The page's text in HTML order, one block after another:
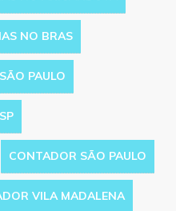
NO BRAS
PAULO
CONTADOR SÃO PAULO
VILA MADALENA